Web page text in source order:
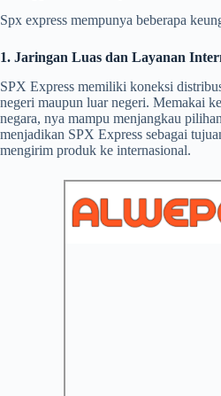
Spx express mempunya beberapa
1. Jaringan Luas dan Layanan
SPX Express memiliki koneksi
negeri maupun luar negeri. Memakai
negara, nya mampu menjangkau
menjadikan SPX Express sebagai
mengirim produk ke internasional.